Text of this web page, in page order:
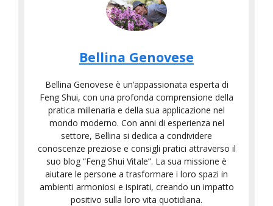
Bellina Genovese
Bellina Genovese è un’appassionata esperta di
Feng Shui, con una profonda comprensione della
pratica millenaria e della sua applicazione nel
mondo moderno. Con anni di esperienza nel
settore, Bellina si dedica a condividere
conoscenze preziose e consigli pratici attraverso il
suo blog “Feng Shui Vitale”. La sua missione è
aiutare le persone a trasformare i loro spazi in
ambienti armoniosi e ispirati, creando un impatto
positivo sulla loro vita quotidiana.